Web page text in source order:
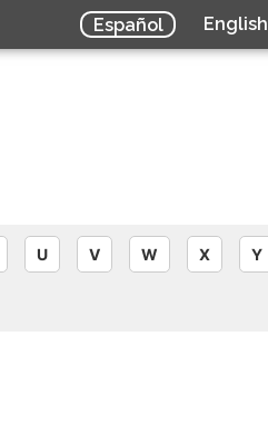
Español English
U V W X Y